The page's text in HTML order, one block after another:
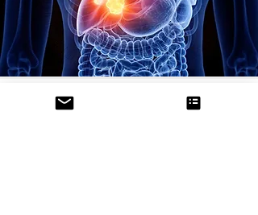
Interventi extra-